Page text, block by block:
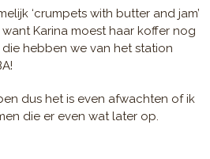
‘crumpets with butter and jam’
Karina moest haar koffer nog
die hebben we van het station
dus het is even afwachten of ik
die er even wat later op.